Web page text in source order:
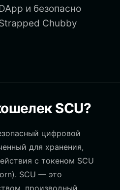
и безопасно
Chubby
SCU?
цифровой
для хранения,
с токеном SCU
SCU — это
производный